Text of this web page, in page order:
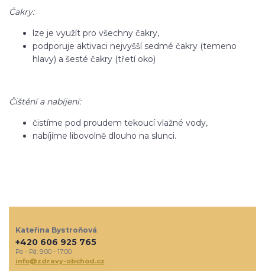
Čakry:
lze je využít pro všechny čakry,
podporuje aktivaci nejvyšší sedmé čakry (temeno
hlavy) a šesté čakry (třetí oko)
Čištění a nabíjení:
čistíme pod proudem tekoucí vlažné vody,
nabíjíme libovolně dlouho na slunci.
Kateřina Bystroňová
+420 606 925 765
Po - Pá: 9:00 - 17:00
info@zdravy-obchod.cz